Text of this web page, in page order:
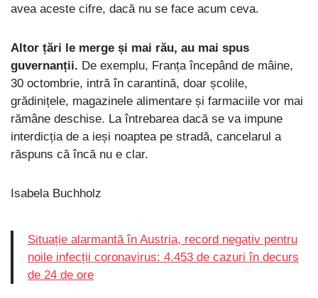
avea aceste cifre, dacă nu se face acum ceva.
Altor țări le merge și mai rău, au mai spus
guvernanții. De exemplu, Franța începând de mâine,
30 octombrie, intră în carantină, doar școlile,
grădinițele, magazinele alimentare și farmaciile vor mai
rămâne deschise. La întrebarea dacă se va impune
interdicția de a ieși noaptea pe stradă, cancelarul a
răspuns că încă nu e clar.
Isabela Buchholz
Situație alarmantă în Austria, record negativ pentru
noile infecții coronavirus: 4.453 de cazuri în decurs
de 24 de ore